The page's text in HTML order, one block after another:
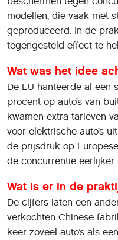
modellen, die vaak met
geproduceerd. In de
tegengesteld effect te
Wat was het idee
De EU hanteerde al een
procent op auto’s van
kwamen extra tarieven
voor elektrische auto’s
de prijsdruk op
de concurrentie eerlijker
Wat is er in de
De cijfers laten een
verkochten Chinese
keer zoveel auto’s als